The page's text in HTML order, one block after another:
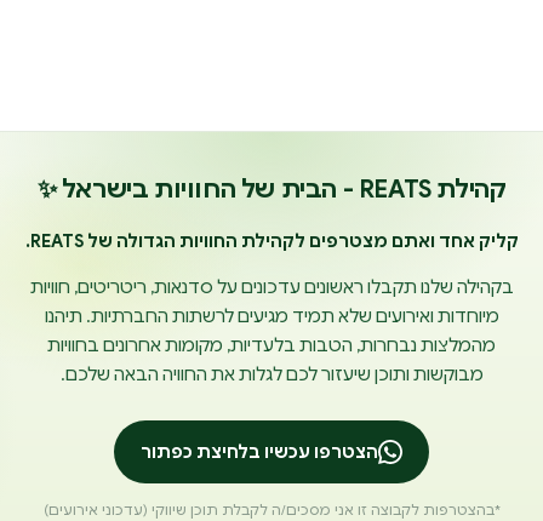
קהילת REATS - הבית של החוויות בישראל ✨
קליק אחד ואתם מצטרפים לקהילת החוויות הגדולה של REATS.
בקהילה שלנו תקבלו ראשונים עדכונים על סדנאות, ריטריטים, חוויות
מיוחדות ואירועים שלא תמיד מגיעים לרשתות החברתיות. תיהנו
מהמלצות נבחרות, הטבות בלעדיות, מקומות אחרונים בחוויות
מבוקשות ותוכן שיעזור לכם לגלות את החוויה הבאה שלכם.
הצטרפו עכשיו בלחיצת כפתור
*בהצטרפות לקבוצה זו אני מסכים/ה לקבלת תוכן שיווקי (עדכוני אירועים)